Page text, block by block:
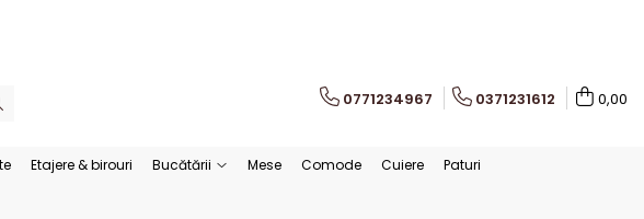
0771234967 0371231612 0,00
Etajere & birouri Bucătării Mese Comode Cuiere
Paturi